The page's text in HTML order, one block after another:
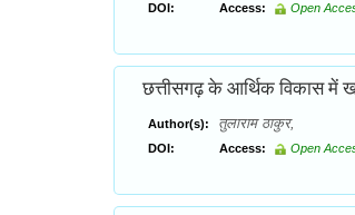
DOI: Access: Open
छत्तीसगढ़ के आर्थिक विकास में
Author(s): तुलाराम ठाकुर,
DOI: Access: Open